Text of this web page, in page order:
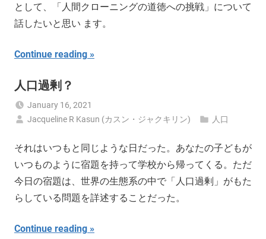
として、「人間クローニングの道徳への挑戦」について
話したいと思い ます。
Continue reading
人口過剰？
January 16, 2021
Jacqueline R Kasun (カスン・ジャクキリン)
人口
それはいつもと同じような日だった。あなたの子どもが
いつものように宿題を持って学校から帰ってくる。ただ
今日の宿題は、世界の生態系の中で「人口過剰」がもた
らしている問題を詳述することだった。
Continue reading